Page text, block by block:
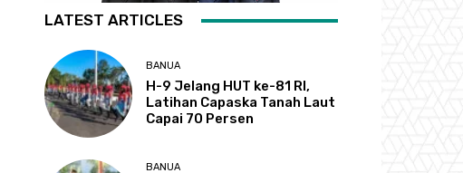
LATEST ARTICLES
BANUA
H-9 Jelang HUT ke-81 RI,
Latihan Capaska Tanah Laut
Capai 70 Persen
BANUA